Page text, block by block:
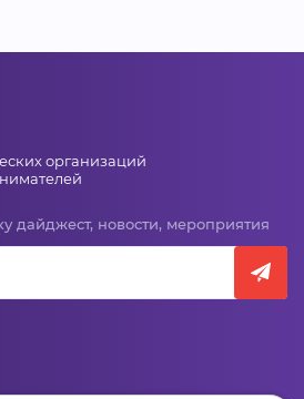
организаций
дайджест, новости, мероприятия